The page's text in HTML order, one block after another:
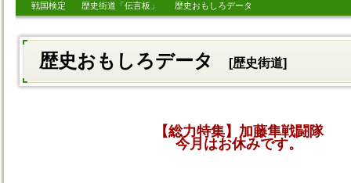
戦国検定 歴史街道「伝言板」 歴史おもしろデータ
歴史おもしろデータ [歴史街道]
【総力特集】加藤隼戦闘隊
今月はお休みです。